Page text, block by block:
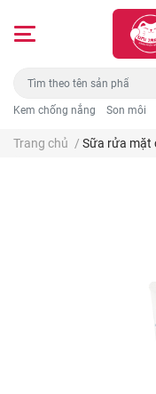
Kem chống nắng Son môi
Trang chủ / Sữa rửa mặt